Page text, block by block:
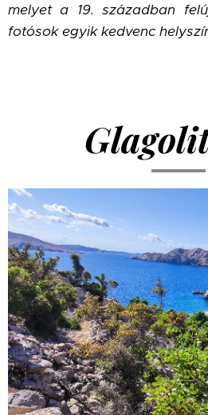
melyet a 19. században
fotósok egyik kedvenc